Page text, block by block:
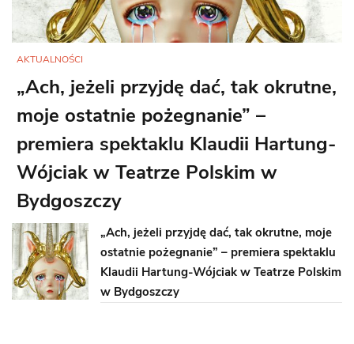
AKTUALNOŚCI
„Ach, jeżeli przyjdę dać, tak okrutne,
moje ostatnie pożegnanie” –
premiera spektaklu Klaudii Hartung-
Wójciak w Teatrze Polskim w
Bydgoszczy
„Ach, jeżeli przyjdę dać, tak okrutne, moje
ostatnie pożegnanie” – premiera spektaklu
Klaudii Hartung-Wójciak w Teatrze Polskim
w Bydgoszczy